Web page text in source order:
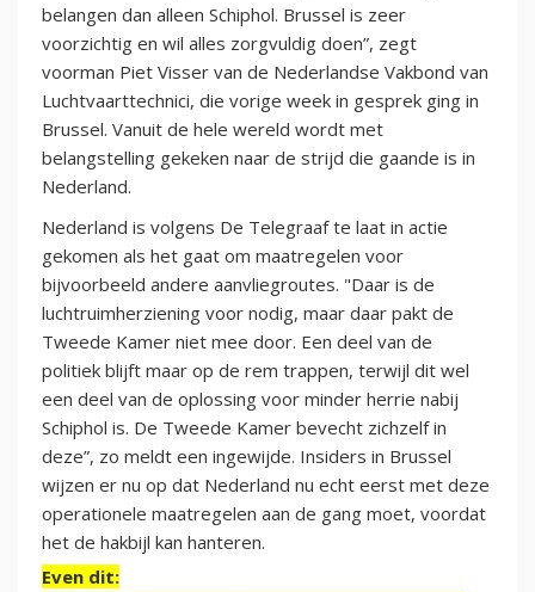
belangen dan alleen Schiphol. Brussel is zeer
voorzichtig en wil alles zorgvuldig doen”, zegt
voorman Piet Visser van de Nederlandse Vakbond van
Luchtvaarttechnici, die vorige week in gesprek ging in
Brussel. Vanuit de hele wereld wordt met
belangstelling gekeken naar de strijd die gaande is in
Nederland.
Nederland is volgens De Telegraaf te laat in actie
gekomen als het gaat om maatregelen voor
bijvoorbeeld andere aanvliegroutes. "Daar is de
luchtruimherziening voor nodig, maar daar pakt de
Tweede Kamer niet mee door. Een deel van de
politiek blijft maar op de rem trappen, terwijl dit wel
een deel van de oplossing voor minder herrie nabij
Schiphol is. De Tweede Kamer bevecht zichzelf in
deze”, zo meldt een ingewijde. Insiders in Brussel
wijzen er nu op dat Nederland nu echt eerst met deze
operationele maatregelen aan de gang moet, voordat
het de hakbijl kan hanteren.
Even dit: